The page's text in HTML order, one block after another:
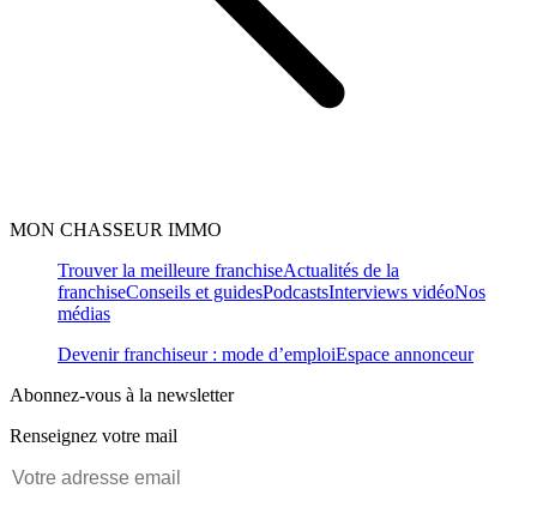
MON CHASSEUR IMMO
Trouver la meilleure franchiseActualités de la
franchiseConseils et guidesPodcastsInterviews vidéoNos
médias
Devenir franchiseur : mode d’emploiEspace annonceur
Abonnez-vous à la newsletter
Renseignez votre mail